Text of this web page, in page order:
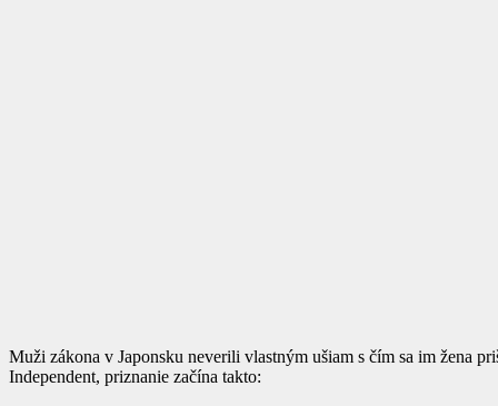
Muži zákona v Japonsku neverili vlastným ušiam s čím sa im žena
Independent, priznanie začína takto: